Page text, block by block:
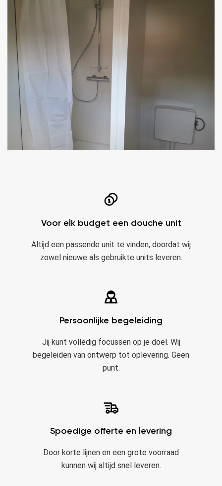
Voor elk budget een douche unit
Altijd een passende unit te vinden, doordat wij
zowel nieuwe als gebruikte units leveren.
Persoonlijke begeleiding
Jij kunt volledig focussen op je doel. Wij
begeleiden van ontwerp tot oplevering. Geen
punt.
Spoedige offerte en levering
Door korte lijnen en een grote voorraad
kunnen wij altijd snel leveren.